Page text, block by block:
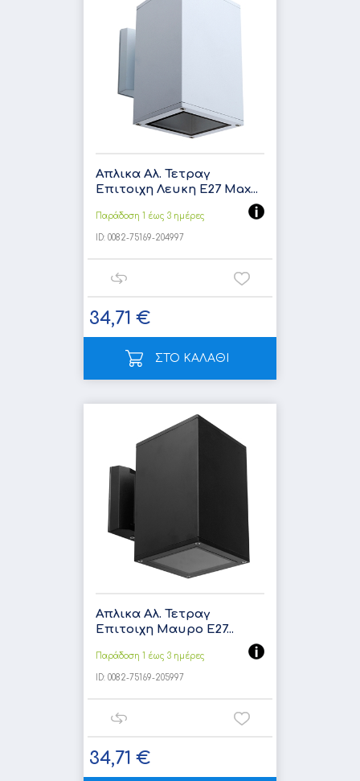
Απλικα Αλ. Τετραγ
Επιτοιχη Λευκη E27 Max...
Παράδοση 1 έως 3 ημέρες
ID: 0082-75169-204997
34,71 €
ΣΤΟ ΚΑΛΑΘΙ
Απλικα Αλ. Τετραγ
Επιτοιχη Μαυρο E27...
Παράδοση 1 έως 3 ημέρες
ID: 0082-75169-205997
34,71 €